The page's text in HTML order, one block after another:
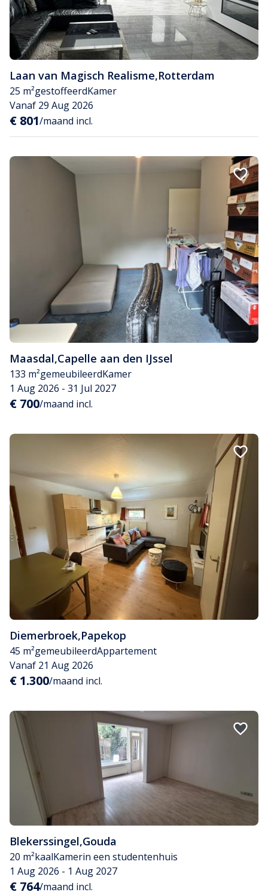
Laan van Magisch Realisme,Rotterdam
25 m²gestoffeerdKamer
Vanaf 29 Aug 2026
€ 801/maand incl.
Maasdal,Capelle aan den IJssel
133 m²gemeubileerdKamer
1 Aug 2026 - 31 Jul 2027
€ 700/maand incl.
Diemerbroek,Papekop
45 m²gemeubileerdAppartement
Vanaf 21 Aug 2026
€ 1.300/maand incl.
Blekerssingel,Gouda
20 m²kaalKamerin een studentenhuis
1 Aug 2026 - 1 Aug 2027
€ 764/maand incl.